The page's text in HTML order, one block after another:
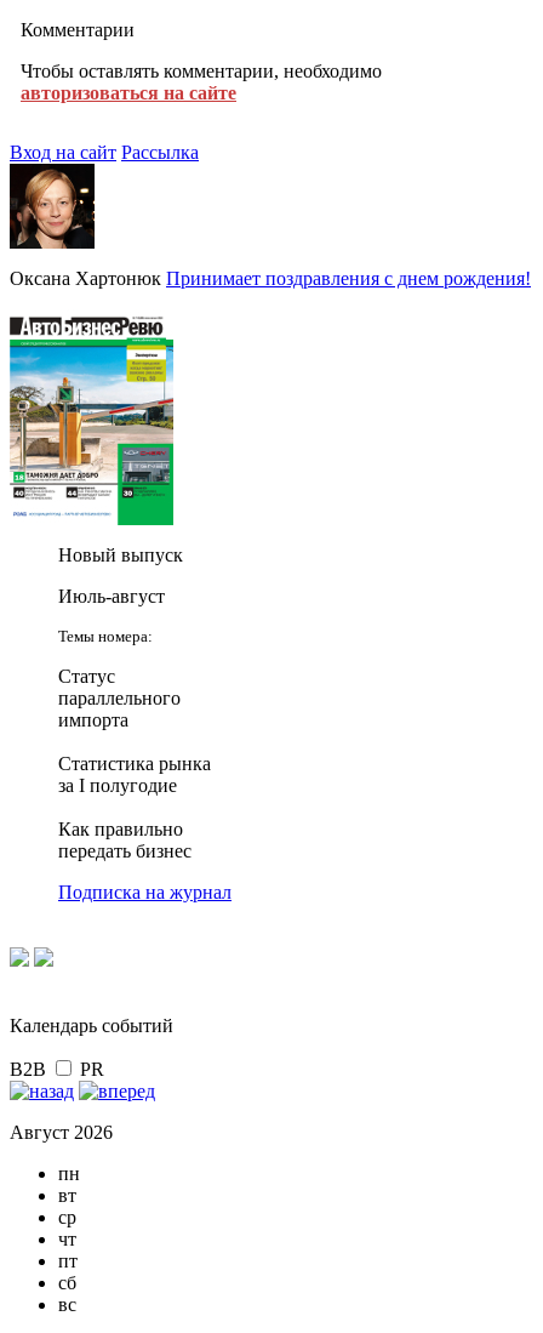
Комментарии
Чтобы оставлять комментарии, необходимо
авторизоваться на сайте
Вход на сайт Рассылка
Оксана Хартонюк Принимает поздравления с днем рождения!
Новый выпуск
Июль-август
Темы номера:
Статус
параллельного
импорта
Статистика рынка
за I полугодие
Как правильно
передать бизнес
Подписка на журнал
Календарь событий
B2B PR
Август 2026
пн
вт
ср
чт
пт
сб
вс